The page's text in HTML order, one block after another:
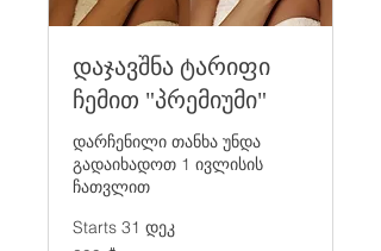
დაჯავშნა ტარიფი
ჩემით "პრემიუმი"
დარჩენილი თანხა უნდა
გადაიხადოთ 1 ივლისის
ჩათვლით
Starts 31 დეკ
399